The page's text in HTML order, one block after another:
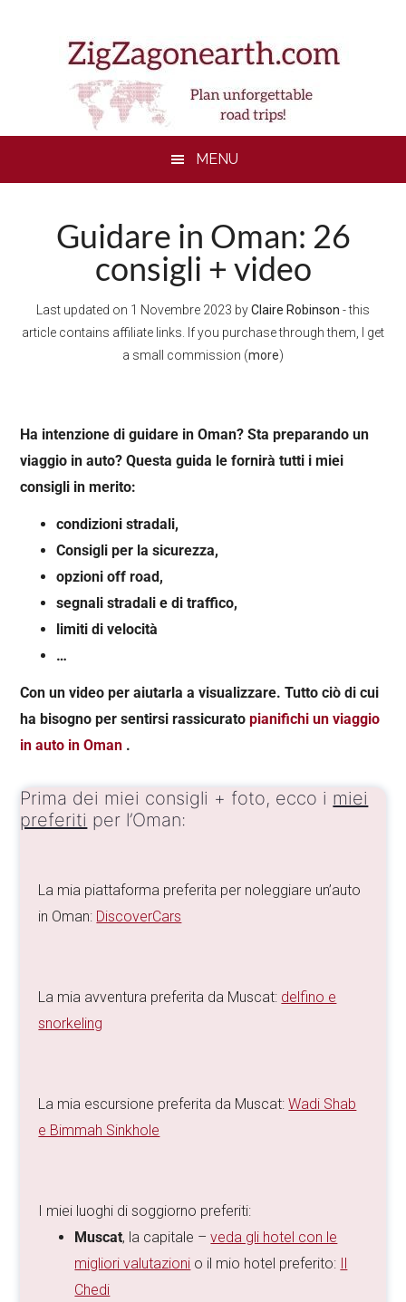
MENU
Guidare in Oman: 26
consigli + video
Last updated on 1 Novembre 2023 byClaire Robinson - this
article contains affiliate links. If you purchase through them, I get
a small commission (more)
Ha intenzione di guidare in Oman? Sta preparando un
viaggio in auto?Questa guida le fornirà tutti i miei
consigli in merito:
condizioni stradali,
Consigli per la sicurezza,
opzioni off road,
segnali stradali e di traffico,
limiti di velocità
…
Con un video per aiutarla a visualizzare. Tutto ciò di cui
ha bisogno per sentirsi rassicuratopianifichi un viaggio
in auto in Oman .
Prima dei miei consigli + foto, ecco i miei
preferiti per l’Oman:
La mia piattaforma preferita per noleggiare un’auto
in Oman: DiscoverCars
La mia avventura preferita da Muscat: delfino e
snorkeling
La mia escursione preferita da Muscat:Wadi Shab
e Bimmah Sinkhole
I miei luoghi di soggiorno preferiti:
Muscat, la capitale –veda gli hotel con le
migliori valutazioni o il mio hotel preferito:
Chedi